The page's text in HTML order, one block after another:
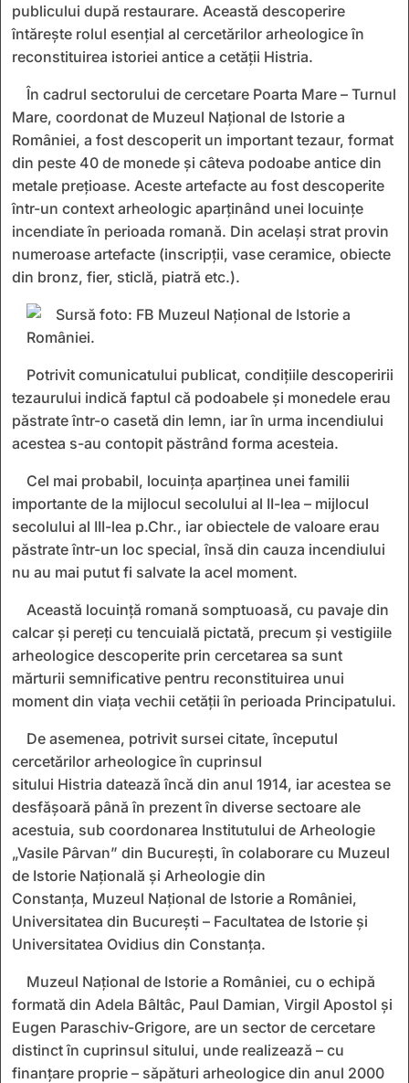
publicului după restaurare. Această descoperire
întărește rolul esențial al cercetărilor arheologice în
reconstituirea istoriei antice a cetății Histria.
În cadrul sectorului de cercetare Poarta Mare – Turnul
Mare, coordonat de Muzeul Național de Istorie a
României, a fost descoperit un important tezaur, format
din peste 40 de monede și câteva podoabe antice din
metale prețioase. Aceste artefacte au fost descoperite
într-un context arheologic aparținând unei locuințe
incendiate în perioada romană. Din același strat provin
numeroase artefacte (inscripții, vase ceramice, obiecte
din bronz, fier, sticlă, piatră etc.).
Potrivit comunicatului publicat, condițiile descoperirii
tezaurului indică faptul că podoabele și monedele erau
păstrate într-o casetă din lemn, iar în urma incendiului
acestea s-au contopit păstrând forma acesteia.
Cel mai probabil, locuința aparținea unei familii
importante de la mijlocul secolului al II-lea – mijlocul
secolului al III-lea p.Chr., iar obiectele de valoare erau
păstrate într-un loc special, însă din cauza incendiului
nu au mai putut fi salvate la acel moment.
Această locuință romană somptuoasă, cu pavaje din
calcar și pereți cu tencuială pictată, precum și vestigiile
arheologice descoperite prin cercetarea sa sunt
mărturii semnificative pentru reconstituirea unui
moment din viața vechii cetății în perioada Principatului.
De asemenea, potrivit sursei citate, începutul
cercetărilor arheologice în cuprinsul
sitului Histria datează încă din anul 1914, iar acestea se
desfășoară până în prezent în diverse sectoare ale
acestuia, sub coordonarea Institutului de Arheologie
„Vasile Pârvan” din București, în colaborare cu Muzeul
de Istorie Națională și Arheologie din
Constanța, Muzeul Național de Istorie a României,
Universitatea din București – Facultatea de Istorie și
Universitatea Ovidius din Constanța.
Muzeul Național de Istorie a României, cu o echipă
formată din Adela Bâltâc, Paul Damian, Virgil Apostol și
Eugen Paraschiv-Grigore, are un sector de cercetare
distinct în cuprinsul sitului, unde realizează – cu
finanțare proprie – săpături arheologice din anul 2000